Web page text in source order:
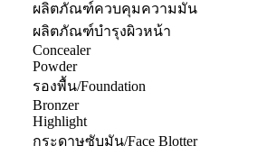
ผลิตภัณฑ์ควบคุมความมัน
ผลิตภัณฑ์บำรุงผิวหน้า
Concealer
Powder
รองพื้น/Foundation
Bronzer
Highlight
กระดาษซับมัน/Face Blotter